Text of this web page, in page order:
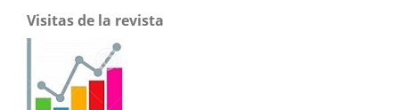
Visitas de la revista